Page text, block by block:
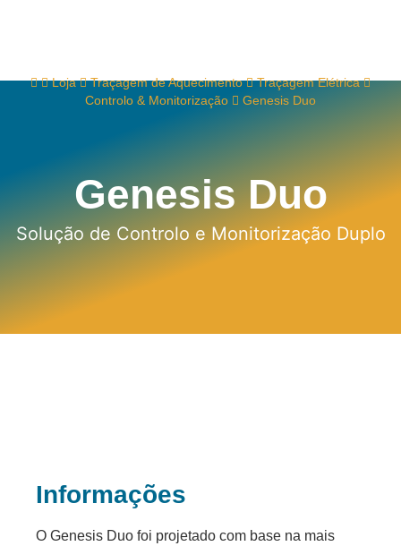
Loja Traçagem de Aquecimento
Traçagem Elétrica
Controlo & Monitorização
Genesis Duo
Genesis Duo
Solução de Controlo e Monitorização Duplo
Informações
O Genesis Duo foi projetado com base na mais